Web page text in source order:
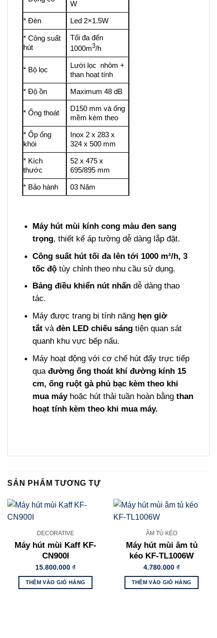
W
* Đèn Led 2×1.5W
* Công suất
hút
Tối đa đến
1000m3/h
* Bộ lọc
Lưới lọc nhôm +
than hoạt tính
* Độ ồn Maximum 48 dB
* Ống thoát
D150 mm và ống
mềm kèm theo
* Ốp ống
khói
Inox 2 x 283 x
324 x 500 mm
* Kích
thước
52 x 475 x
695/895 mm
* Bảo hành 03 Năm
Máy hút mùi kính cong màu đen sang
trọng, thiết kế áp tường dễ dàng lắp đặt.
Công suất hút tối đa lên tới 1000 m³/h, 3
tốc độtùy chỉnh theo nhu cầu sử dụng.
Bảng điều khiển nút nhấn dễ dàng thao
tác.
Máy được trang bị tính năng hẹn giờ
tắt và đèn LED chiếu sángtiện quan sát
quanh khu vực bếp nấu.
Máy hoạt động với cơ chế hút đẩy trực tiếp
qua đường ống thoát khí đường kính 15
cm, ống ruột gà phủ bạc kèm theo khi
mua máy hoặc hút thải tuần hoàn bằngthan
hoạt tính kèm theo khi mua máy.
SẢN PHẨM TƯƠNG TỰ
DECORATIVE
Máy hút mùi Kaff KF-
CN900I
15.800.000 ₫
THÊM VÀO GIỎ HÀNG
ÂM TỦ KÉO
Máy hút mùi âm tủ
kéo KF-TL1006W
4.780.000 ₫
THÊM VÀO GIỎ HÀNG